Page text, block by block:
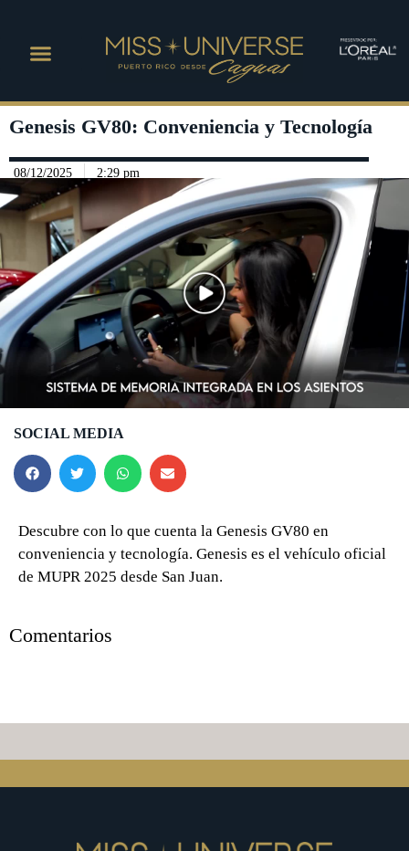
Genesis GV80: Conveniencia y Tecnología
08/12/2025 2:29 pm
Play Video
SOCIAL MEDIA
Descubre con lo que cuenta la Genesis GV80 en
conveniencia y tecnología. Genesis es el vehículo oficial
de MUPR 2025 desde San Juan.
Comentarios